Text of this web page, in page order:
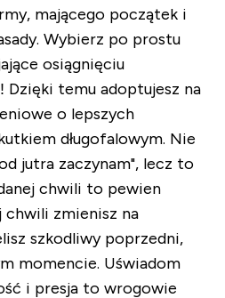
mającego początek i
Wybierz po prostu
osiągnięciu
Dzięki temu adoptujesz na
o lepszych
długofalowym. Nie
jutra zaczynam", lecz to
chwili to pewien
chwili zmienisz na
szkodliwy poprzedni,
momencie. Uświadom
i presja to wrogowie